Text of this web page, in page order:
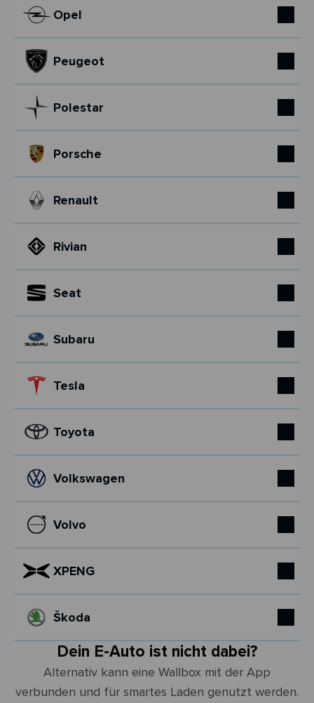
Opel
Peugeot
Polestar
Porsche
Renault
Rivian
Seat
Subaru
Tesla
Toyota
Volkswagen
Volvo
XPENG
Škoda
Dein E-Auto ist nicht dabei?
Alternativ kann eine Wallbox mit der App
verbunden und für smartes Laden genutzt werden.